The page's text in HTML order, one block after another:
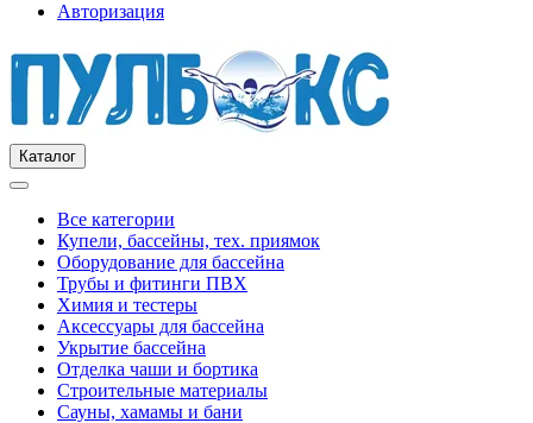
Авторизация
Каталог
Все категории
Купели, бассейны, тех. приямок
Оборудование для бассейна
Трубы и фитинги ПВХ
Химия и тестеры
Аксессуары для бассейна
Укрытие бассейна
Отделка чаши и бортика
Строительные материалы
Сауны, хамамы и бани